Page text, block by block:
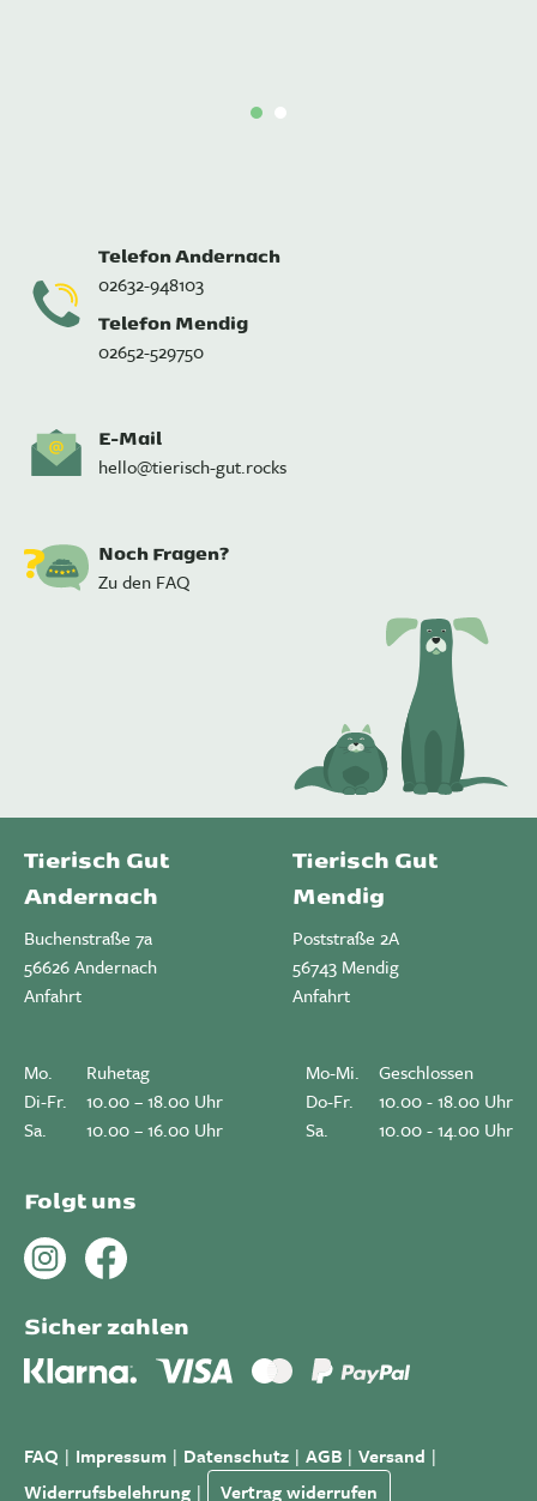
Telefon Andernach
02632-948103
Telefon Mendig
02652-529750
E-Mail
hello@tierisch-gut.rocks
Noch Fragen?
Zu den FAQ
Tierisch Gut
Andernach
Buchenstraße 7a
56626 Andernach
Anfahrt
Tierisch Gut
Mendig
Poststraße 2A
56743 Mendig
Anfahrt
Mo.
Di-Fr.
Sa.
Ruhetag
10.00 – 18.00 Uhr
10.00 – 16.00 Uhr
Mo-Mi.
Do-Fr.
Sa.
Geschlossen
10.00 - 18.00 Uhr
10.00 - 14.00 Uhr
Folgt uns
Sicher zahlen
FAQ Impressum Datenschutz AGB
Versand
Widerrufsbelehrung
Vertrag widerrufen